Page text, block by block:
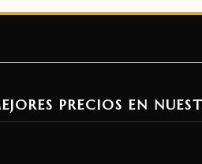
PRECIOS EN